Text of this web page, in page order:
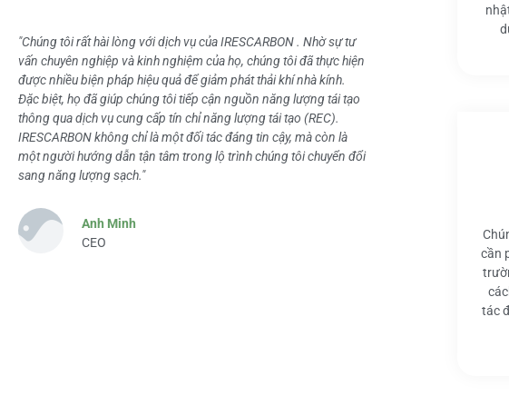
"Chúng tôi rất hài lòng với dịch vụ của IRESCARBON . Nhờ sự tư
vấn chuyên nghiệp và kinh nghiệm của họ, chúng tôi đã thực hiện
được nhiều biện pháp hiệu quả để giảm phát thải khí nhà kính.
Đặc biệt, họ đã giúp chúng tôi tiếp cận nguồn năng lượng tái tạo
thông qua dịch vụ cung cấp tín chỉ năng lượng tái tạo (REC).
IRESCARBON không chỉ là một đối tác đáng tin cậy, mà còn là
một người hướng dẫn tận tâm trong lộ trình chúng tôi chuyển đổi
sang năng lượng sạch."
Anh Minh
CEO
cần
tác